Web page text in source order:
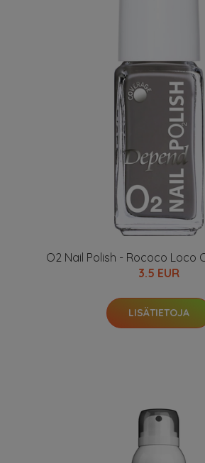
O2 Nail Polish - Rococo Loco
3.5 EUR
LISÄTIETOJA